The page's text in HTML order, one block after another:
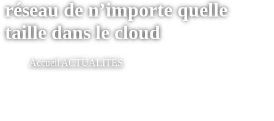
réseau de n’importe quelle
taille dans le cloud
AccueilACTUALITES